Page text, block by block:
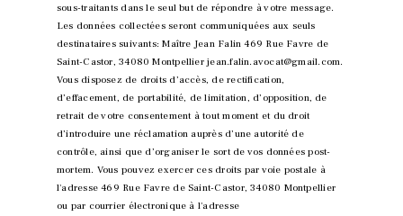
sous-traitants dans le seul but de répondre à votre message.
Les données collectées seront communiquées aux seuls
destinataires suivants: Maître Jean Falin 469 Rue Favre de
Saint-Castor, 34080 Montpellier jean.falin.avocat@gmail.com.
Vous disposez de droits d’accès, de rectification,
d’effacement, de portabilité, de limitation, d’opposition, de
retrait de votre consentement à tout moment et du droit
d’introduire une réclamation auprès d’une autorité de
contrôle, ainsi que d’organiser le sort de vos données post-
mortem. Vous pouvez exercer ces droits par voie postale à
l'adresse 469 Rue Favre de Saint-Castor, 34080 Montpellier
ou par courrier électronique à l'adresse